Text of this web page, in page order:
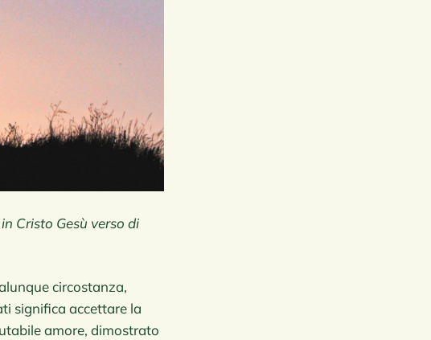
Cristo Gesù verso di
circostanza,
significa accettare la
amore, dimostrato